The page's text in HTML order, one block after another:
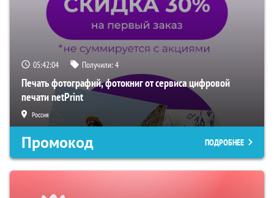
05:42:03 Получили:4
Печать фотографий, фотокниг от сервиса цифровой
печати netPrint
Россия
Промокод ПОДРОБНЕЕ